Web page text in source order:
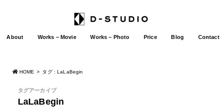
About Works – Movie Works – Photo Price Blog Contact
HOME タグ : LaLaBegin
タグアーカイブ
LaLaBegin